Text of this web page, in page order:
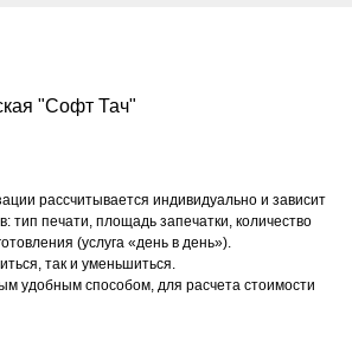
"Софт Тач"
рассчитывается индивидуально и зависит
тип печати, площадь запечатки, количество
(услуга «день в день»).
так и уменьшиться.
удобным способом, для расчета стоимости